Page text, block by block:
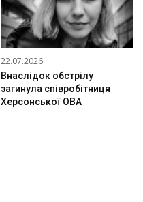
22.07.2026
Внаслідок обстрілу
загинула співробітниця
Херсонської ОВА